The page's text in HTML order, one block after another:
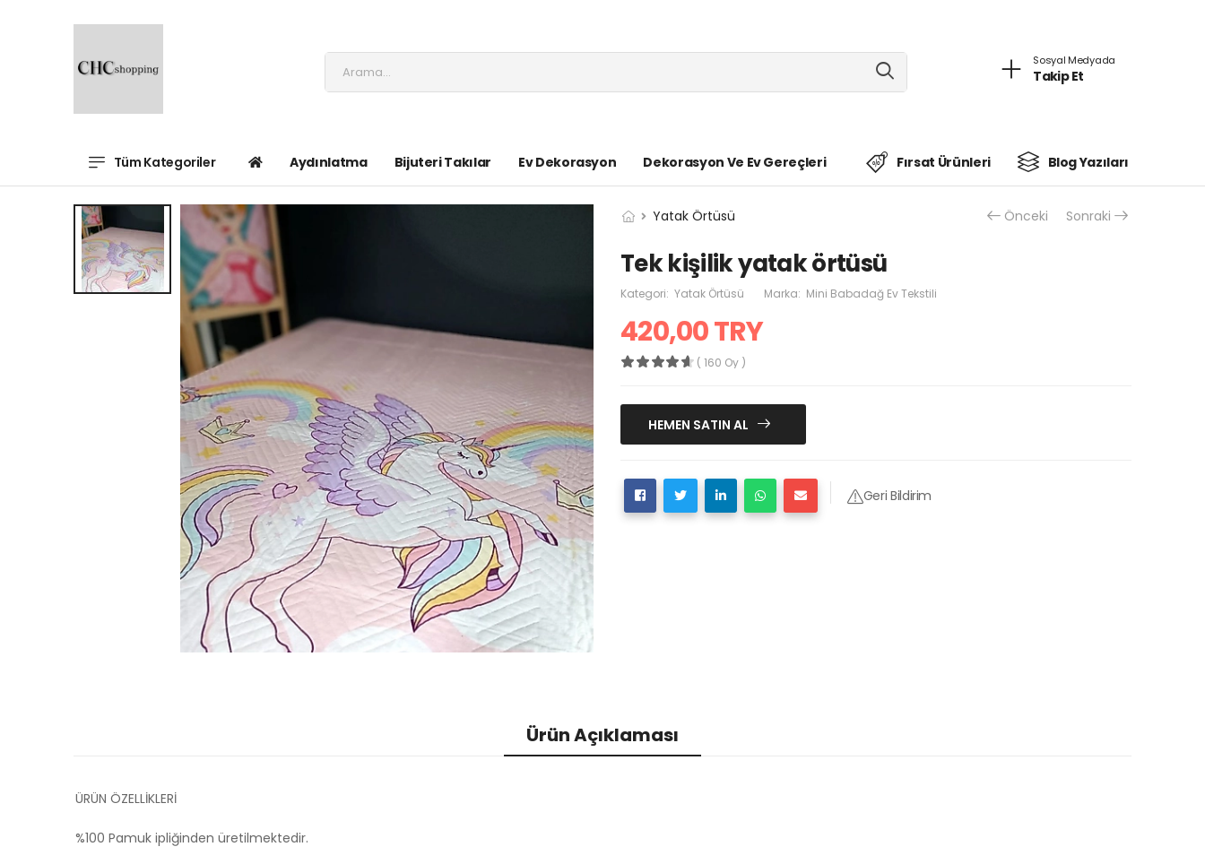
Sosyal Medyada
Takip Et
Tüm Kategoriler Aydınlatma Bijuteri Takılar Ev Dekorasyon Dekorasyon Ve Ev Gereçleri Fırsat Ürünleri Blog Yazıları
Yatak Örtüsü Önceki Sonraki
Tek kişilik yatak örtüsü
Kategori: Yatak Örtüsü Marka: Mini Babadağ Ev Tekstili
420,00 TRY
( 160 Oy )
HEMEN SATIN AL
Geri Bildirim
Ürün Açıklaması
ÜRÜN ÖZELLİKLERİ
%100 Pamuk ipliğinden üretilmektedir.